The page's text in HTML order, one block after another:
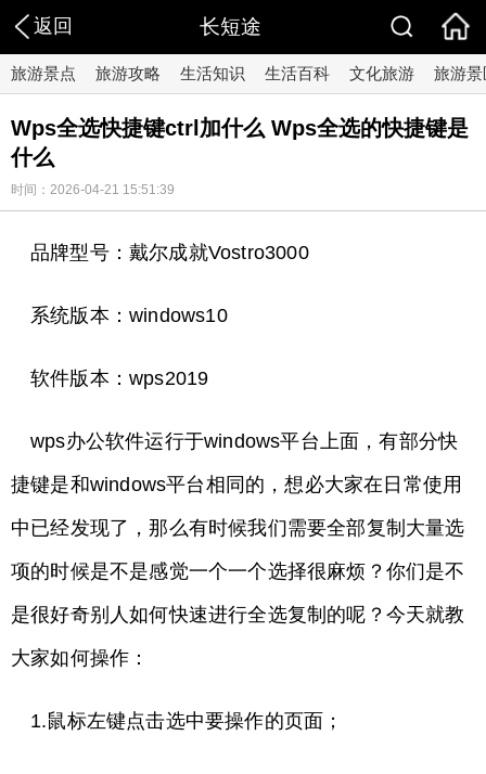
返回 长短途
旅游景点 旅游攻略 生活知识 生活百科 文化旅游 旅游景
Wps全选快捷键ctrl加什么 Wps全选的快捷键是
什么
时间：2026-04-21 15:51:39
品牌型号：戴尔成就Vostro3000
系统版本：windows10
软件版本：wps2019
wps办公软件运行于windows平台上面，有部分快
捷键是和windows平台相同的，想必大家在日常使用
中已经发现了，那么有时候我们需要全部复制大量选
项的时候是不是感觉一个一个选择很麻烦？你们是不
是很好奇别人如何快速进行全选复制的呢？今天就教
大家如何操作：
1.鼠标左键点击选中要操作的页面；